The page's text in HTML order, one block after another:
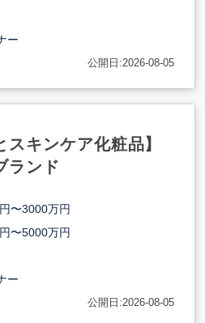
ー
公開日:2026-08-05
スキンケア化粧品】
ランド
〜3000万円
〜5000万円
ー
公開日:2026-08-05